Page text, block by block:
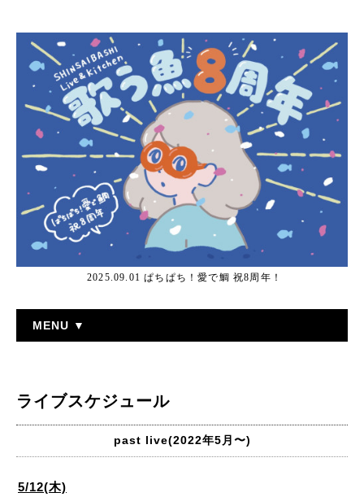
2025.09.01 ぱちぱち！愛で鯛 祝8周年！
MENU ▼
ライブスケジュール
past live(2022年5月〜)
5/12(木)